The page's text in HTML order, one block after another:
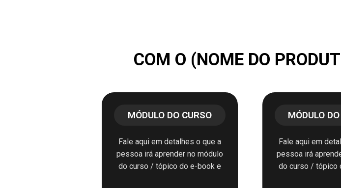
COM O (NOME DO
MÓDULO DO CURSO
Fale aqui em detalhes o que a
pessoa irá aprender no módulo
do curso / tópico do e-book e
MÓDULO
Fale aqui em
pessoa irá
do curso / tópico